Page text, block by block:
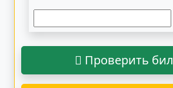
Проверить